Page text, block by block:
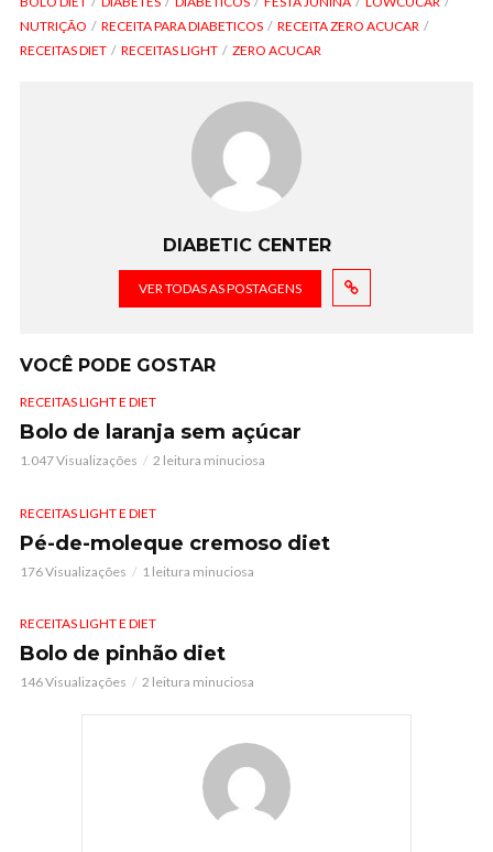
NUTRIÇÃO
RECEITA PARA DIABETICOS
RECEITA ZERO ACUCAR
RECEITAS DIET
RECEITAS LIGHT ZERO ACUCAR
DIABETIC CENTER
VER TODAS AS POSTAGENS
VOCÊ PODE GOSTAR
RECEITAS LIGHT E DIET
Bolo de laranja sem açúcar
1.047 Visualizações 2 leitura minuciosa
RECEITAS LIGHT E DIET
Pé-de-moleque cremoso diet
176 Visualizações 1 leitura minuciosa
RECEITAS LIGHT E DIET
Bolo de pinhão diet
146 Visualizações 2 leitura minuciosa